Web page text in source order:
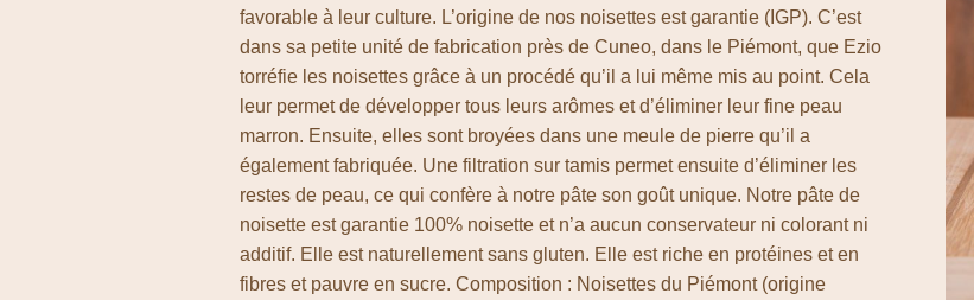
favorable à leur culture. L’origine de nos noisettes est garantie (IGP). C’est
dans sa petite unité de fabrication près de Cuneo, dans le Piémont, que Ezio
torréfie les noisettes grâce à un procédé qu’il a lui même mis au point. Cela
leur permet de développer tous leurs arômes et d’éliminer leur fine peau
marron. Ensuite, elles sont broyées dans une meule de pierre qu’il a
également fabriquée. Une filtration sur tamis permet ensuite d’éliminer les
restes de peau, ce qui confère à notre pâte son goût unique. Notre pâte de
noisette est garantie 100% noisette et n’a aucun conservateur ni colorant ni
additif. Elle est naturellement sans gluten. Elle est riche en protéines et en
fibres et pauvre en sucre. Composition : Noisettes du Piémont (origine